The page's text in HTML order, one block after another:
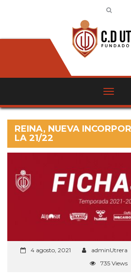
REINA, NUEVA
LA 21/22
4 agosto, 2021 adminUtrera
735 Views